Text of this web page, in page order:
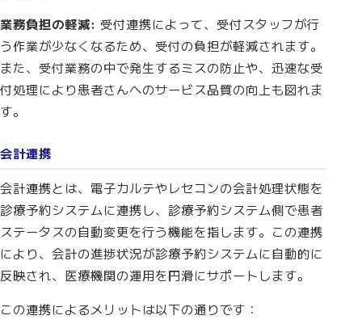
業務負担の軽減: 受付連携によって、受付スタッフが行
う作業が少なくなるため、受付の負担が軽減されます。
また、受付業務の中で発生するミスの防止や、迅速な受
付処理により患者さんへのサービス品質の向上も図れま
す。
会計連携
会計連携とは、電子カルテやレセコンの会計処理状態を
診療予約システムに連携し、診療予約システム側で患者
ステータスの自動変更を行う機能を指します。この連携
により、会計の進捗状況が診療予約システムに自動的に
反映され、医療機関の運用を円滑にサポートします。
この連携によるメリットは以下の通りです：